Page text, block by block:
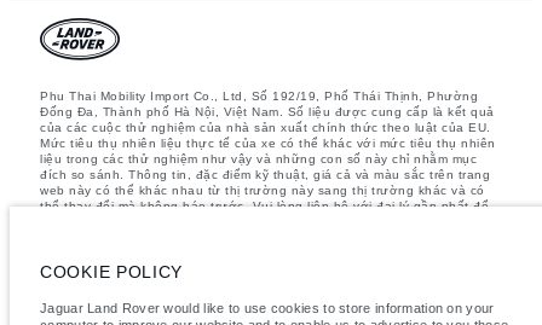
Phu Thai Mobility Import Co., Ltd, Số 192/19, Phố Thái Thịnh, Phường
Đống Đa, Thành phố Hà Nội, Việt Nam. Số liệu được cung cấp là kết quả
của các cuộc thử nghiệm của nhà sản xuất chính thức theo luật của EU.
Mức tiêu thụ nhiên liệu thực tế của xe có thể khác với mức tiêu thụ nhiên
liệu trong các thử nghiệm như vậy và những con số này chỉ nhằm mục
đích so sánh. Thông tin, đặc điểm kỹ thuật, giá cả và màu sắc trên trang
web này có thể khác nhau từ thị trường này sang thị trường khác và có
thể thay đổi mà không báo trước. Vui lòng liên hệ với đại lý gần nhất để
về bán dẫn hiện đang ảnh hưởng đến các thông số kỹ thuật, tính năng
thể không hoàn toàn phản ánh các thông số kỹ thuật hiện tại cho tính
COOKIE POLICY
Jaguar Land Rover would like to use cookies to store information on your